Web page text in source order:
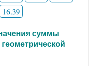
16.39
суммы